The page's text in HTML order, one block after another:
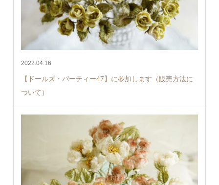
2022.04.16
【ドールズ・パーティー47】に参加します（販売方法に
ついて）